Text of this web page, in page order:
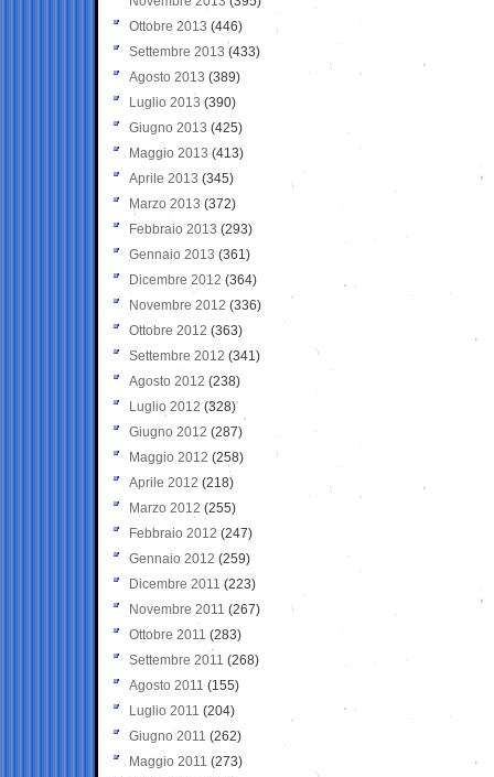
Ottobre 2013 (446)
Settembre 2013 (433)
Agosto 2013 (389)
Luglio 2013 (390)
Giugno 2013 (425)
Maggio 2013 (413)
Aprile 2013 (345)
Marzo 2013 (372)
Febbraio 2013 (293)
Gennaio 2013 (361)
Dicembre 2012 (364)
Novembre 2012 (336)
Ottobre 2012 (363)
Settembre 2012 (341)
Agosto 2012 (238)
Luglio 2012 (328)
Giugno 2012 (287)
Maggio 2012 (258)
Aprile 2012 (218)
Marzo 2012 (255)
Febbraio 2012 (247)
Gennaio 2012 (259)
Dicembre 2011 (223)
Novembre 2011 (267)
Ottobre 2011 (283)
Settembre 2011 (268)
Agosto 2011 (155)
Luglio 2011 (204)
Giugno 2011 (262)
Maggio 2011 (273)